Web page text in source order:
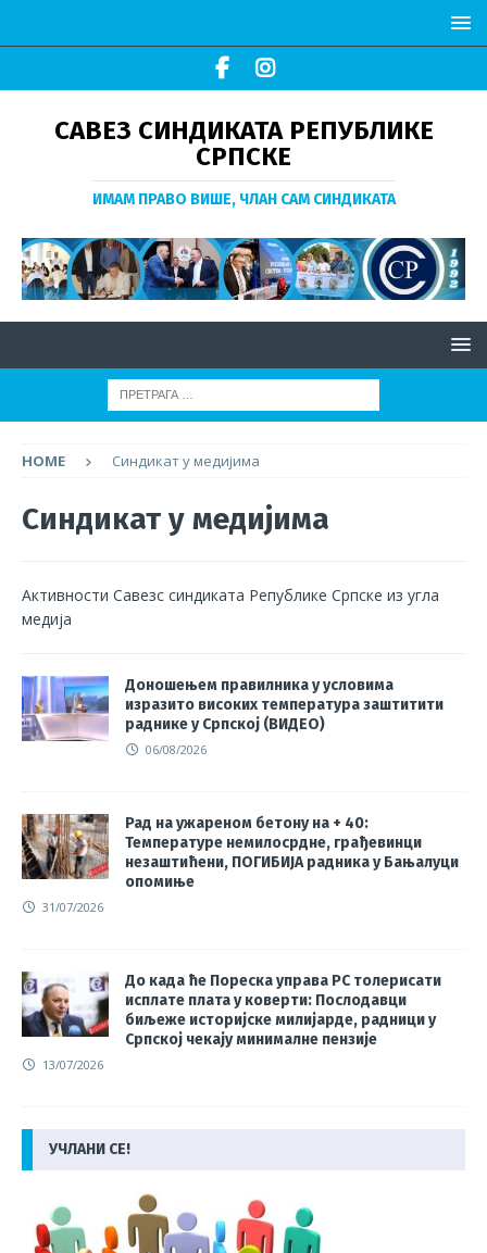
САВЕЗ СИНДИКАТА РЕПУБЛИКЕ
СРПСКЕ
ИМАМ ПРАВО ВИШЕ, ЧЛАН САМ СИНДИКАТА
HOME Синдикат у медијима
Синдикат у медијима
Активности Савезс синдиката Републике Српске из угла
медија
Доношењем правилника у условима
изразито високих температура заштитити
раднике у Српској (ВИДЕО)
06/08/2026
Рад на ужареном бетону на + 40:
Температуре немилосрдне, грађевинци
незаштићени, ПОГИБИЈА радника у Бањалуци
опомиње
31/07/2026
До када ће Пореска управа РС толерисати
исплате плата у коверти: Послодавци
биљеже историјске милијарде, радници у
Српској чекају минималне пензије
13/07/2026
УЧЛАНИ СЕ!